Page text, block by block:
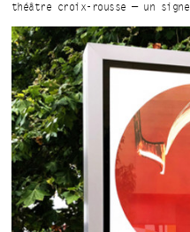
théâtre croix-rousse — un signe